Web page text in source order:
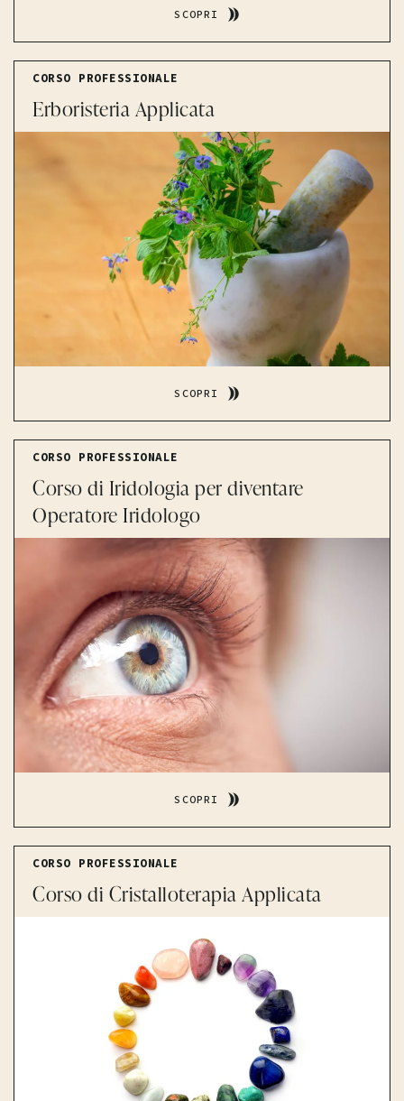
SCOPRI
CORSO PROFESSIONALE
Erboristeria Applicata
SCOPRI
CORSO PROFESSIONALE
Corso di Iridologia per diventare
Operatore Iridologo
SCOPRI
CORSO PROFESSIONALE
Corso di Cristalloterapia Applicata